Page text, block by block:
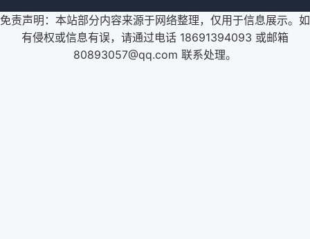
免责声明：本站部分内容来源于网络整理，仅用于信息展示。如
有侵权或信息有误，请通过电话 18691394093 或邮箱
80893057@qq.com 联系处理。